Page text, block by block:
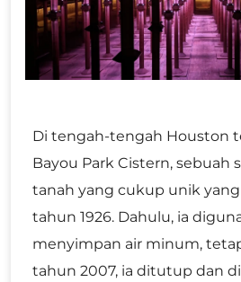
Di tengah-tengah Houston
Bayou Park Cistern, sebuah
tanah yang cukup unik
tahun 1926. Dahulu, ia
menyimpan air minum,
tahun 2007, ia ditutup dan